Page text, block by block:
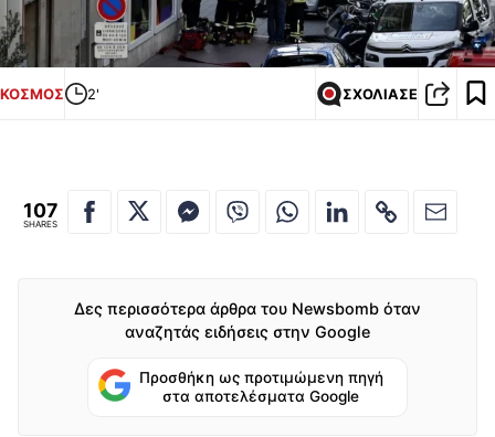
ΚΟΣΜΟΣ 2' ΣΧΟΛΙΑΣΕ
107
SHARES
Δες περισσότερα άρθρα του Newsbomb όταν
αναζητάς ειδήσεις στην Google
Προσθήκη ως προτιμώμενη πηγή
στα αποτελέσματα Google